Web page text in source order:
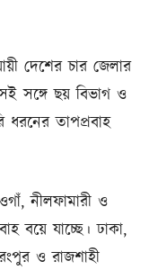
দেশের চার জেলার
সঙ্গে ছয় বিভাগ ও
তাপপ্রবাহ
নীলফামারী ও
বয়ে যাচ্ছে। ঢাকা,
ও রাজশাহী